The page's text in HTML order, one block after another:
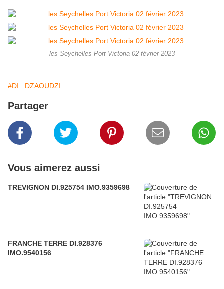
les Seychelles Port Victoria 02 février 2023
#DI : DZAOUDZI
Partager
Vous aimerez aussi
TREVIGNON DI.925754 IMO.9359698
FRANCHE TERRE DI.928376
IMO.9540156